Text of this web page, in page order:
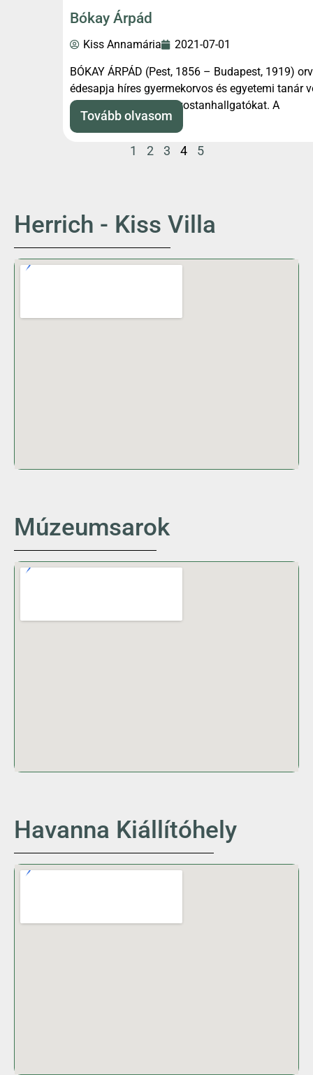
Bókay Árpád
Kiss Annamária 2021-07-01
BÓKAY ÁRPÁD (Pest, 1856 – Budapest, 1919)
édesapja híres gyermekorvos és egyetemi tanár
egyetemen oktatott orvostanhallgatókat. A
Tovább olvasom
1 2 3 4 5
Herrich - Kiss Villa
Múzeumsarok
Havanna Kiállítóhely